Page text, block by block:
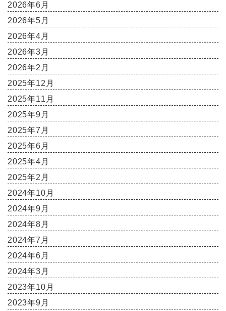
2026年6月
2026年5月
2026年4月
2026年3月
2026年2月
2025年12月
2025年11月
2025年9月
2025年7月
2025年6月
2025年4月
2025年2月
2024年10月
2024年9月
2024年8月
2024年7月
2024年6月
2024年3月
2023年10月
2023年9月